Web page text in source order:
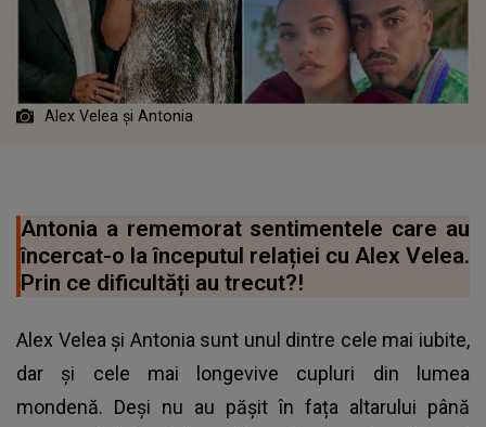
Alex Velea și Antonia
Antonia a rememorat sentimentele care au
încercat-o la începutul relației cu Alex Velea.
Prin ce dificultăți au trecut?!
Alex Velea și Antonia sunt unul dintre cele mai iubite,
dar și cele mai longevive cupluri din lumea
mondenă. Deși nu au pășit în fața altarului până